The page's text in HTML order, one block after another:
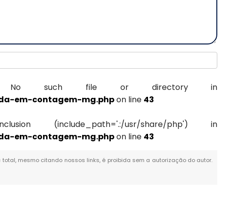
No such file or directory in
em-contagem-mg.phpon line 43
(include_path='.:/usr/share/php') in
em-contagem-mg.phpon line 43
mesmo citando nossos links, é proibida sem a autorização do autor.